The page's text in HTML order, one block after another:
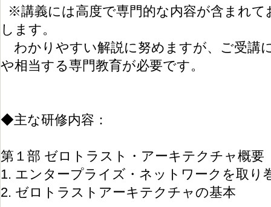
※講義には高度で専門的な内容が含まれて
します。
わかりやすい解説に努めますが、ご受講
や相当する専門教育が必要です。
◆主な研修内容：
第１部 ゼロトラスト・アーキテクチャ概要
1. エンタープライズ・ネットワークを取り
2. ゼロトラストアーキテクチャの基本